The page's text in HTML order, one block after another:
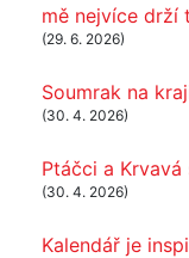
mě nejvíce drží
(29. 6. 2026)
Soumrak na
(30. 4. 2026)
Ptáčci a
(30. 4. 2026)
Kalendář je